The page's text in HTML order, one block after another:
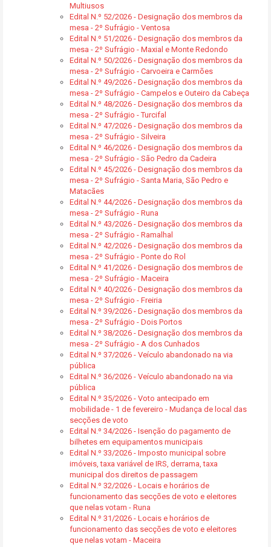
Multiusos
Edital N.º 52/2026 - Designação dos membros da
mesa - 2º Sufrágio - Ventosa
Edital N.º 51/2026 - Designação dos membros da
mesa - 2º Sufrágio - Maxial e Monte Redondo
Edital N.º 50/2026 - Designação dos membros da
mesa - 2º Sufrágio - Carvoeira e Carmões
Edital N.º 49/2026 - Designação dos membros da
mesa - 2º Sufrágio - Campelos e Outeiro da Cabeça
Edital N.º 48/2026 - Designação dos membros da
mesa - 2º Sufrágio - Turcifal
Edital N.º 47/2026 - Designação dos membros da
mesa - 2º Sufrágio - Silveira
Edital N.º 46/2026 - Designação dos membros da
mesa - 2º Sufrágio - São Pedro da Cadeira
Edital N.º 45/2026 - Designação dos membros da
mesa - 2º Sufrágio - Santa Maria, São Pedro e
Matacães
Edital N.º 44/2026 - Designação dos membros da
mesa - 2º Sufrágio - Runa
Edital N.º 43/2026 - Designação dos membros da
mesa - 2º Sufrágio - Ramalhal
Edital N.º 42/2026 - Designação dos membros da
mesa - 2º Sufrágio - Ponte do Rol
Edital N.º 41/2026 - Designação dos membros de
mesa - 2º Sufrágio - Maceira
Edital N.º 40/2026 - Designação dos membros da
mesa - 2º Sufrágio - Freiria
Edital N.º 39/2026 - Designação dos membros da
mesa - 2º Sufrágio - Dois Portos
Edital N.º 38/2026 - Designação dos membros da
mesa - 2º Sufrágio - A dos Cunhados
Edital N.º 37/2026 - Veículo abandonado na via
pública
Edital N.º 36/2026 - Veículo abandonado na via
pública
Edital N.º 35/2026 - Voto antecipado em
mobilidade - 1 de fevereiro - Mudança de local das
secções de voto
Edital N.º 34/2026 - Isenção do pagamento de
bilhetes em equipamentos municipais
Edital N.º 33/2026 - Imposto municipal sobre
imóveis, taxa variável de IRS, derrama, taxa
municipal dos direitos de passagem
Edital N.º 32/2026 - Locais e horários de
funcionamento das secções de voto e eleitores
que nelas votam - Runa
Edital N.º 31/2026 - Locais e horários de
funcionamento das secções de voto e eleitores
que nelas votam - Maceira